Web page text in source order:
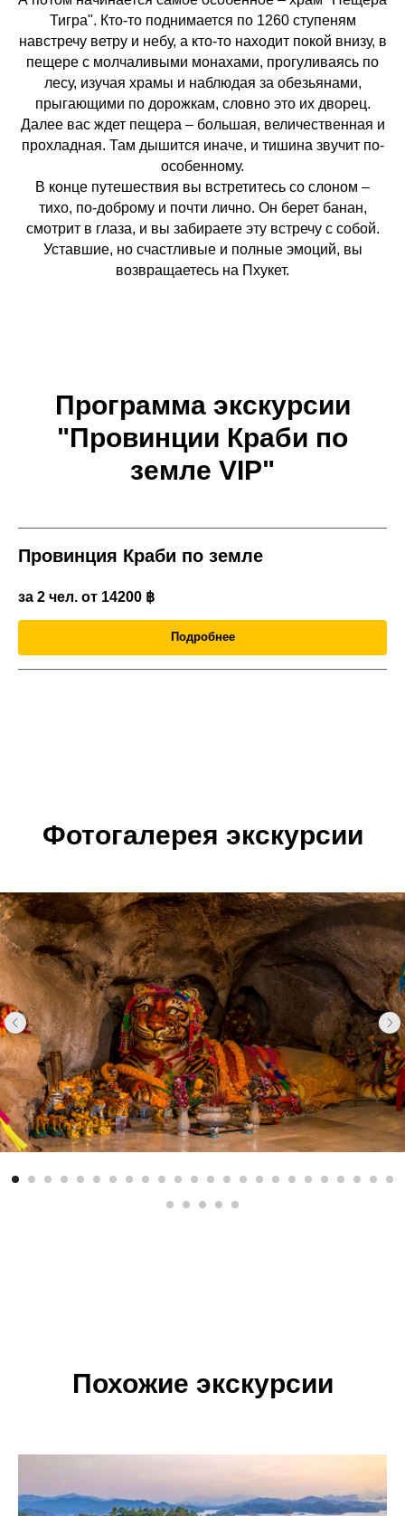
Тигра". Кто-то поднимается по 1260 ступеням
навстречу ветру и небу, а кто-то находит покой внизу, в
пещере с молчаливыми монахами, прогуливаясь по
лесу, изучая храмы и наблюдая за обезьянами,
прыгающими по дорожкам, словно это их дворец.
Далее вас ждет пещера – большая, величественная и
прохладная. Там дышится иначе, и тишина звучит по-
особенному.
В конце путешествия вы встретитесь со слоном –
тихо, по-доброму и почти лично. Он берет банан,
смотрит в глаза, и вы забираете эту встречу с собой.
Уставшие, но счастливые и полные эмоций, вы
возвращаетесь на Пхукет.
Программа экскурсии
"Провинции Краби по
земле VIP"
Провинция Краби по земле
за 2 чел. от 14200 ฿
Подробнее
Фотогалерея экскурсии
Похожие экскурсии